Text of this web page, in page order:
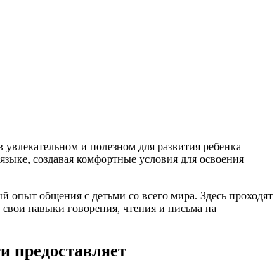
и полезном для развития ребенка
создавая комфортные условия для освоения
общения с детьми со всего мира. Здесь проходят
навыки говорения, чтения и письма на
предоставляет